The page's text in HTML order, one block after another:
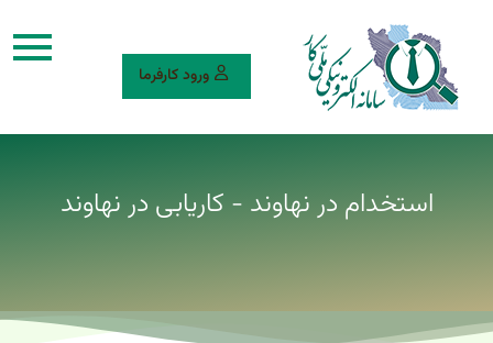
ورود کارفرما
استخدام در نهاوند - کاریابی در نهاوند